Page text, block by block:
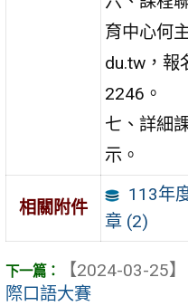
育中心何
du.tw，報
2246。
七、詳細
示。
相關附件
113年
章 (2)
【2024-03-25】
際口語大賽